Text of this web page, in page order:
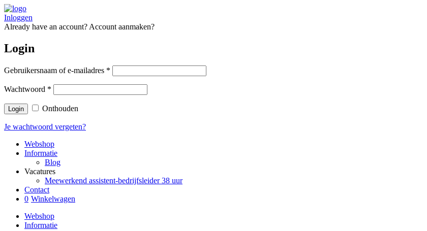
Inloggen
Already have an account? Account aanmaken?
Login
Gebruikersnaam of e-mailadres *
Wachtwoord *
Onthouden
Je wachtwoord vergeten?
Webshop
Informatie
Blog
Vacatures
Meewerkend assistent-bedrijfsleider 38 uur
Contact
0 Winkelwagen
Webshop
Informatie